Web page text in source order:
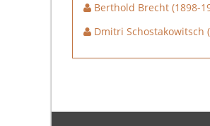
Berthold Brecht (1898-
Dmitri Schostakowitsch